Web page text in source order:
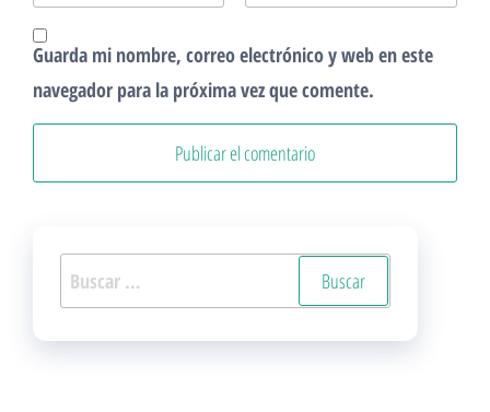
Guarda mi nombre, correo electrónico y web en este
navegador para la próxima vez que comente.
Buscar: